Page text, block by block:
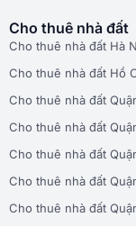
Cho thuê nhà đất
Cho thuê nhà đất Hà
Cho thuê nhà đất Hồ
Cho thuê nhà đất
Cho thuê nhà đất
Cho thuê nhà đất
Cho thuê nhà đất
Cho thuê nhà đất